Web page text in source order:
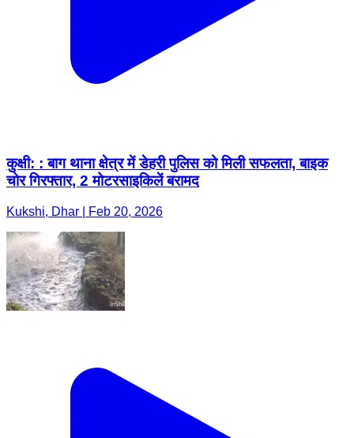
कुक्षी: : बाग थाना क्षेत्र में डेहरी पुलिस को मिली सफलता, बाइक
चोर गिरफ्तार, 2 मोटरसाइकिलें बरामद
Kukshi, Dhar | Feb 20, 2026